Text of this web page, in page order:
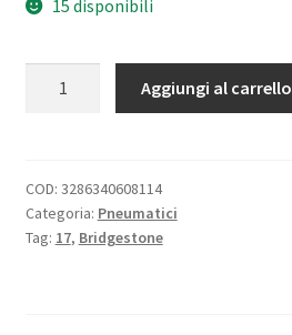
15 disponibili
R
17
78V
Aggiungi al carrello
COD: 3286340608114
Categoria: Pneumatici
Tag: 17, Bridgestone